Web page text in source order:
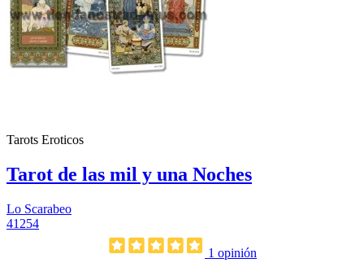
Tarots Eroticos
Tarot de las mil y una Noches
Lo Scarabeo
41254
1 opinión